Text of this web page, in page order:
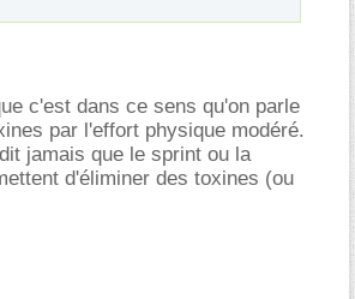
c'est dans ce sens qu'on parle
par l'effort physique modéré.
jamais que le sprint ou la
d'éliminer des toxines (ou